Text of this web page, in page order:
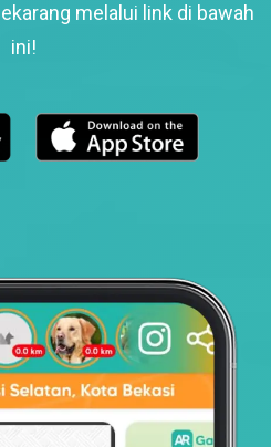
melalui link di bawah
ini!